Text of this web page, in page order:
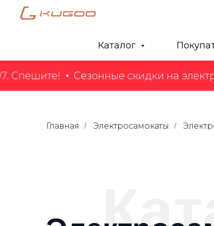
Каталог
Спешите! Сезонные скидки на
Главная / Электросамокаты /